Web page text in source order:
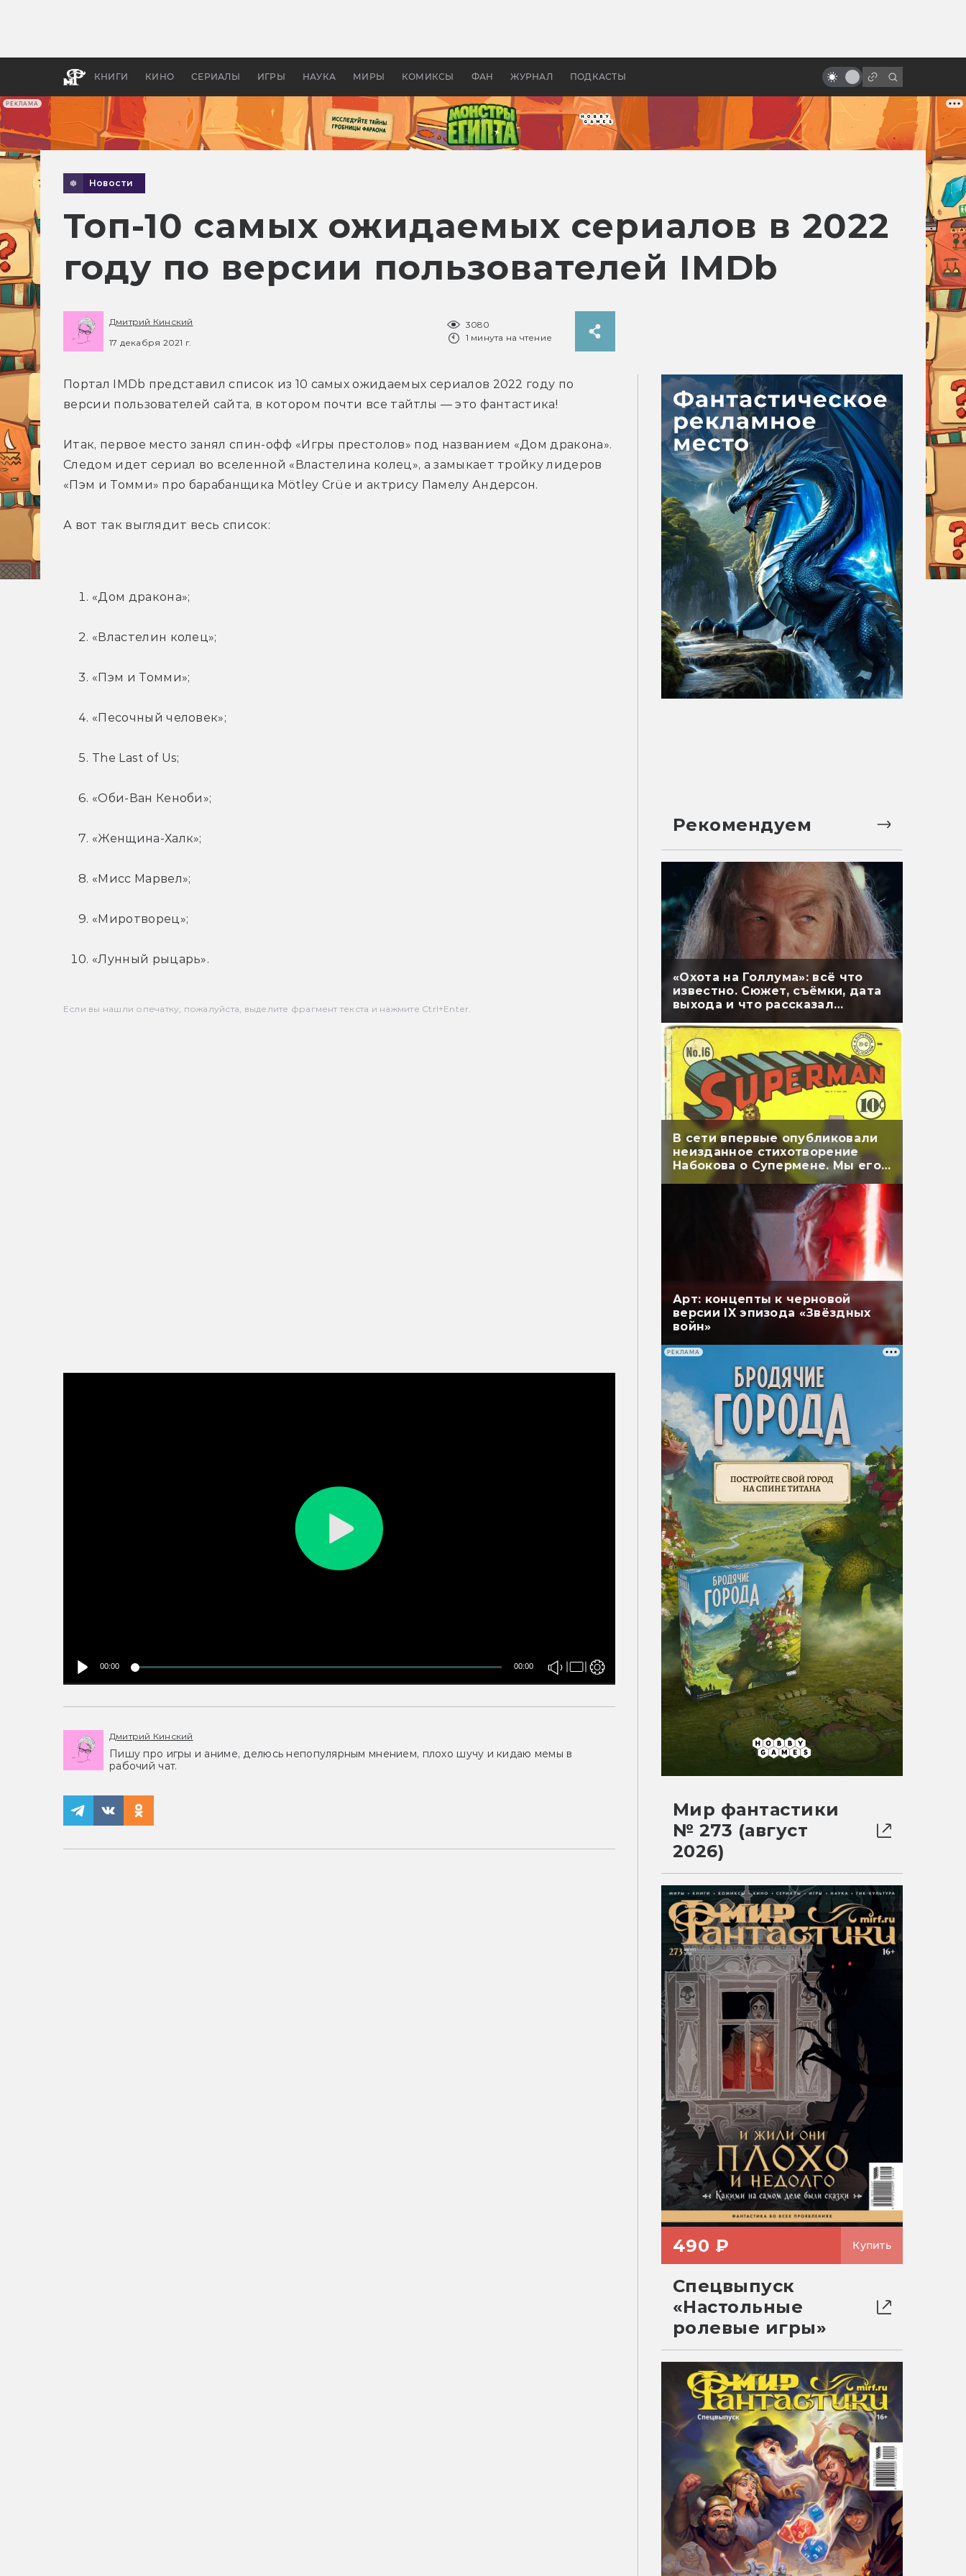
РЕКЛАМА
КНИГИ КИНО СЕРИАЛЫ ИГРЫ НАУКА МИРЫ КОМИКСЫ ФАН ЖУРНАЛ ПОДКАСТЫ
апокалипсис, в России —
бы «Властелина колец»
Кэмерона
Новости
Топ-10 самых ожидаемых сериалов в 2022
году по версии пользователей IMDb
Дмитрий Кинский
17 декабря 2021 г.
3080
1 минута на чтение
Портал IMDb представил список из 10 самых ожидаемых сериалов 2022 году по
версии пользователей сайта, в котором почти все тайтлы — это фантастика!
Итак, первое место занял спин-офф «Игры престолов» под названием «Дом дракона».
Следом идет сериал во вселенной «Властелина колец», а замыкает тройку лидеров
«Пэм и Томми» про барабанщика Mötley Crüe и актрису Памелу Андерсон.
А вот так выглядит весь список:
«Дом дракона»;
«Властелин колец»;
«Пэм и Томми»;
«Песочный человек»;
The Last of Us;
«Оби-Ван Кеноби»;
«Женщина-Халк»;
«Мисс Марвел»;
«Миротворец»;
«Лунный рыцарь».
Если вы нашли опечатку, пожалуйста, выделите фрагмент текста и нажмите Ctrl+Enter.
00:00 00:00
Дмитрий Кинский
Пишу про игры и аниме, делюсь непопулярным мнением, плохо шучу и кидаю мемы в
рабочий чат.
Рекомендуем
«Охота на Голлума»: всё что
известно. Сюжет, съёмки, дата
выхода и что рассказал
В сети впервые опубликовали
неизданное стихотворение
Набокова о Супермене. Мы его
перевели
Арт: концепты к черновой
версии IX эпизода «Звёздных
войн»
РЕКЛАМА
Мир фантастики
№ 273 (август
2026)
490 ₽ Купить
Спецвыпуск
«Настольные
ролевые игры»